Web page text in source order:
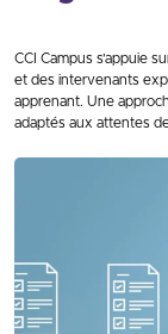
CCI Campus s’appuie
et des intervenants
apprenant. Une
adaptés aux attentes